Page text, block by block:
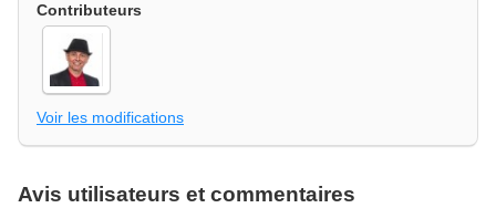
Contributeurs
Voir les modifications
Avis utilisateurs et commentaires